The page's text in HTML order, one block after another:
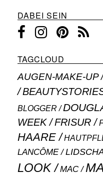
DABEI SEIN
TAGCLOUD
AUGEN-MAKE-UP
BLOGGER
WEEK
FRISUR
HAARE
LANCÔME
LOOK MAC